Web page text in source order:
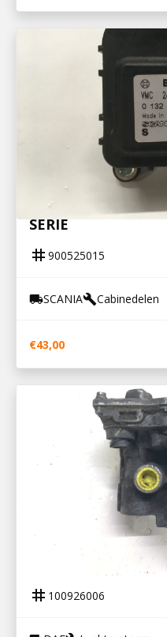
900525015
STELMOTOR
SERIE
tag 900525015
local_shippingSCANIAbuildCabinedelen
€43,00
100926006
tag 100926006